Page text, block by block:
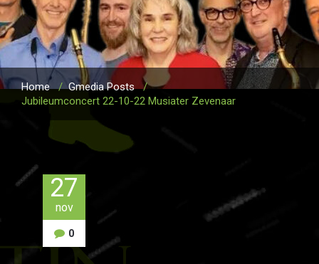
Home/Gmedia Posts/
Jubileumconcert 22-10-22 Musiater Zevenaar
27
nov
0